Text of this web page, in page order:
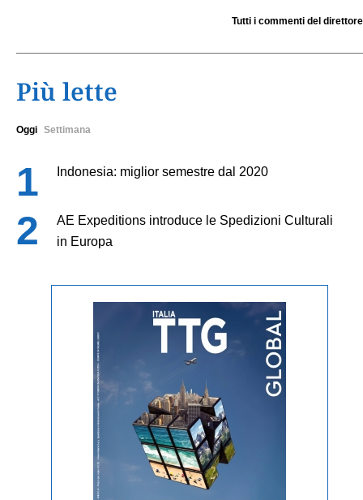
Tutti i commenti del direttore
Più lette
Oggi Settimana
Indonesia: miglior semestre dal 2020
AE Expeditions introduce le Spedizioni Culturali
in Europa